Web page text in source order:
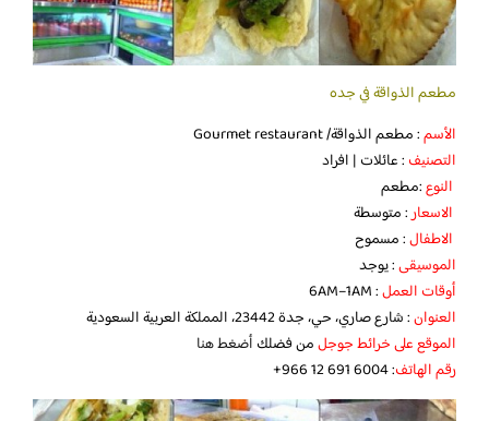
مطعم الذواقة في جده
الأسم: مطعم الذواقة/ Gourmet restaurant
التصنيف: عائلات | افراد
النوع:مطعم
الاسعار: متوسطة
الاطفال: مسموح
الموسيقى: يوجد
أوقات العمل: 6AM–1AM
العنوان: شارع صاري، حي، جدة 23442، المملكة العربية السعودية
الموقع على خرائط جوجلمن فضلك أضغط هنا
رقم الهاتف: ‪+966 12 691 6004‬‏